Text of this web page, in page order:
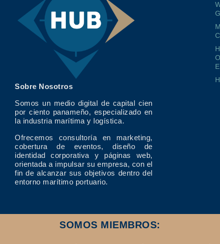
Sobre Nosotros
Somos un medio digital de capital cien
por ciento panameño, especializado en
la industria marítima y logística.
Ofrecemos consultoría en marketing,
cobertura de eventos, diseño de
identidad corporativa y páginas web,
orientada a impulsar su empresa, con el
fin de alcanzar sus objetivos dentro del
entorno marítimo portuario.
SOMOS MIEMBROS: